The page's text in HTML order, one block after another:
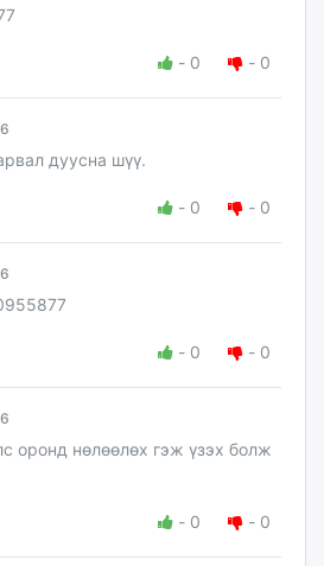
- 0 - 0
дуусна шүү.
- 0 - 0
- 0 - 0
оронд нөлөөлөх гэж үзэх болж
- 0 - 0